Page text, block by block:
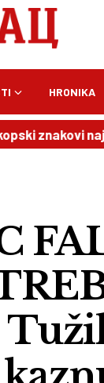
HRONIKA
najskloniji